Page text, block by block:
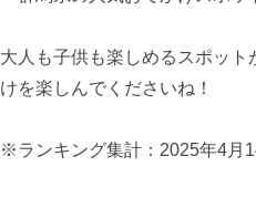
大人も子供も楽しめるスポッ
けを楽しんでくださいね！
※ランキング集計：2025年4月